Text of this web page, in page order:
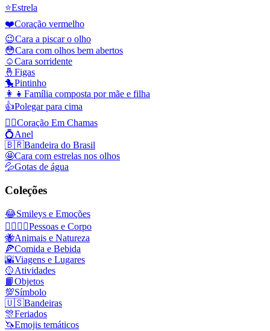
⭐Estrela
❤️Coração vermelho
😉Cara a piscar o olho
😳Cara com olhos bem abertos
☺️Cara sorridente
🤞 Figas
🐤Pintinho
👩‍👧 Família composta por mãe e filha
👍Polegar para cima
❤️‍🔥Coração Em Chamas
💍Anel
🇧🇷Bandeira do Brasil
🤩Cara com estrelas nos olhos
💦Gotas de água
Coleções
😂Smileys e Emoções
👩‍❤️‍💋‍👨Pessoas e Corpo
🐝Animais e Natureza
🍕Comida e Bebida
🌇Viagens e Lugares
🥎Atividades
📙Objetos
💯Símbolo
🇺🇸Bandeiras
🎊Feriados
🦄Emojis temáticos